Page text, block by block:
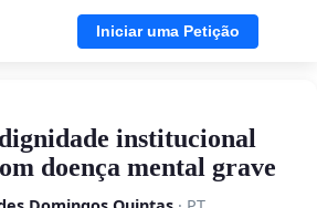
Iniciar uma Petição
institucional
doença mental grave